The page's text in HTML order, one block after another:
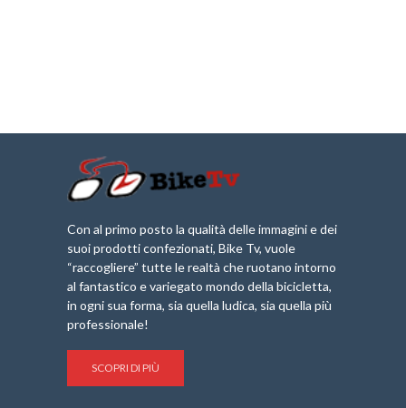
Con al primo posto la qualità delle immagini e dei
suoi prodotti confezionati, Bike Tv, vuole
“raccogliere” tutte le realtà che ruotano intorno
al fantastico e variegato mondo della bicicletta,
in ogni sua forma, sia quella ludica, sia quella più
professionale!
SCOPRI DI PIÙ